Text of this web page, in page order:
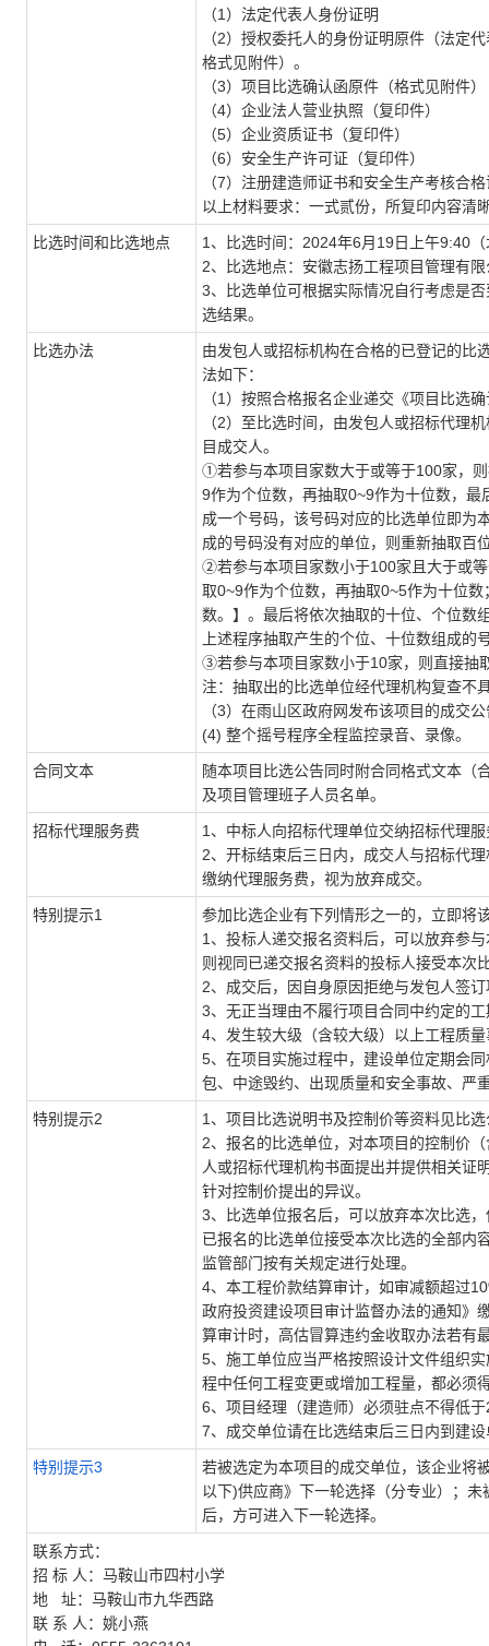
（1）法定代表人身份证明
（2）授权委托人的身份证明原件（法定
格式见附件）。
（3）项目比选确认函原件（格式见附件）
（4）企业法人营业执照（复印件）
（5）企业资质证书（复印件）
（6）安全生产许可证（复印件）
（7）注册建造师证书和安全生产考核合
以上材料要求：一式贰份，所复印内容清
比选时间和比选地点
1、比选时间：2024年6月19日上午9:40
2、比选地点：安徽志扬工程项目管理有
3、比选单位可根据实际情况自行考虑是
选结果。
比选办法
由发包人或招标机构在合格的已登记的比
法如下：
（1）按照合格报名企业递交《项目比选
（2）至比选时间，由发包人或招标代理
目成交人。
①若参与本项目家数大于或等于100家，
9作为个位数，再抽取0~9作为十位数，
成一个号码，该号码对应的比选单位即为
成的号码没有对应的单位，则重新抽取百
②若参与本项目家数小于100家且大于或
取0~9作为个位数，再抽取0~5作为十位
数。】。最后将依次抽取的十位、个位数
上述程序抽取产生的个位、十位数组成
③若参与本项目家数小于10家，则直接抽
注：抽取出的比选单位经代理机构复查不
（3）在雨山区政府网发布该项目的成交
(4) 整个摇号程序全程监控录音、录像。
合同文本
随本项目比选公告同时附合同格式文本（
及项目管理班子人员名单。
招标代理服务费
1、中标人向招标代理单位交纳招标代理
2、开标结束后三日内，成交人与招标代
缴纳代理服务费，视为放弃成交。
特别提示1
参加比选企业有下列情形之一的，立即将
1、投标人递交报名资料后，可以放弃参
则视同已递交报名资料的投标人接受本次
2、成交后，因自身原因拒绝与发包人签
3、无正当理由不履行项目合同中约定的
4、发生较大级（含较大级）以上工程质
5、在项目实施过程中，建设单位定期会
包、中途毁约、出现质量和安全事故、严
特别提示2
1、项目比选说明书及控制价等资料见比
2、报名的比选单位，对本项目的控制价
人或招标代理机构书面提出并提供相关证
针对控制价提出的异议。
3、比选单位报名后，可以放弃本次比选
已报名的比选单位接受本次比选的全部内
监管部门按有关规定进行处理。
4、本工程价款结算审计，如审减额超过
政府投资建设项目审计监督办法的通知》
算审计时，高估冒算违约金收取办法若有
5、施工单位应当严格按照设计文件组织
程中任何工程变更或增加工程量，都必须
6、项目经理（建造师）必须驻点不得低
7、成交单位请在比选结束后三日内到建
特别提示3
若被选定为本项目的成交单位，该企业将
以下)供应商》下一轮选择（分专业）；
后，方可进入下一轮选择。
联系方式：
招 标 人：马鞍山市四村小学
地 址：马鞍山市九华西路
联 系 人：姚小燕